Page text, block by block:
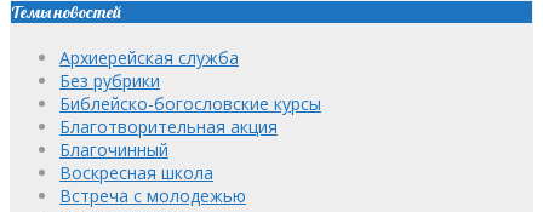
Темы новостей
Архиерейская служба
Без рубрики
Библейско-богословские курсы
Благотворительная акция
Благочинный
Воскресная школа
Встреча с молодежью